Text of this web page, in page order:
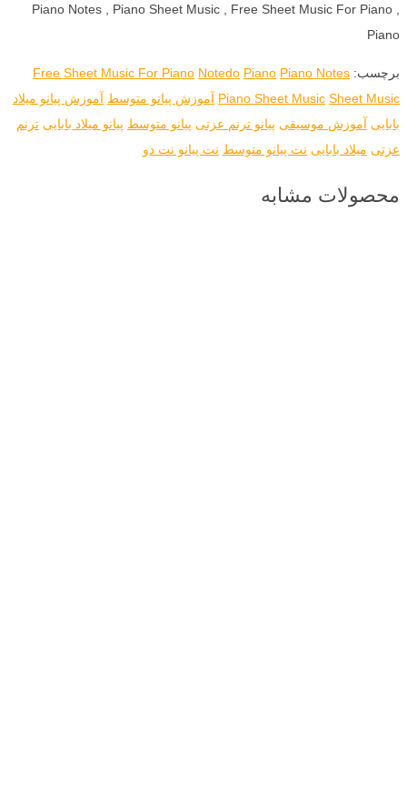
Piano Notes , Piano Sheet Music , Free Sheet Music For Piano ,
Piano
برچسب: Free Sheet Music For Piano Notedo Piano Piano Notes
Piano Sheet Music Sheet Music آموزش پیانو متوسط آموزش پیانو میلاد
بابایی آموزش موسیقی پیانو ترنم عزتی پیانو متوسط پیانو میلاد بابایی ترنم
عزتی میلاد بابایی نت پیانو متوسط نت پیانو نت دو
محصولات مشابه